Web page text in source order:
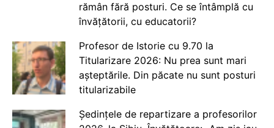
rămân fără posturi. Ce se întâmplă cu
învățătorii, cu educatorii?
Profesor de Istorie cu 9.70 la
Titularizare 2026: Nu prea sunt mari
așteptările. Din păcate nu sunt posturi
titularizabile
Ședințele de repartizare a profesorilor